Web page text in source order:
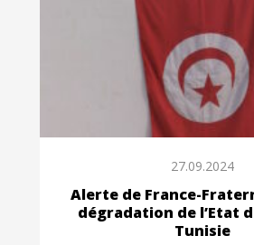
27.09.2024
Alerte de France-
dégradation de l’Etat
Tunisie